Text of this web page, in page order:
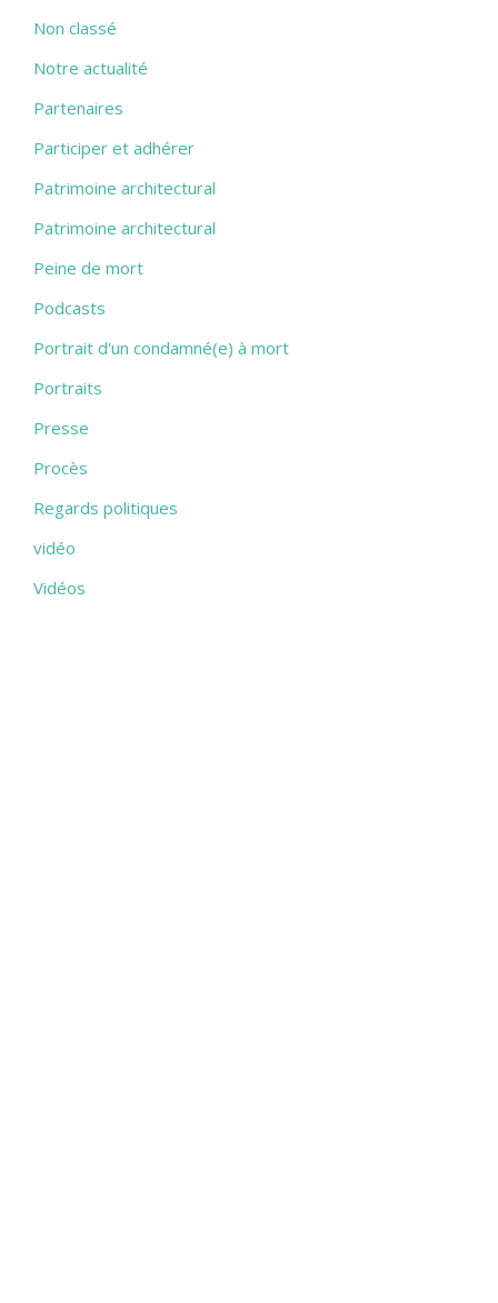
Non classé
Notre actualité
Partenaires
Participer et adhérer
Patrimoine architectural
Patrimoine architectural
Peine de mort
Podcasts
Portrait d'un condamné(e) à mort
Portraits
Presse
Procès
Regards politiques
vidéo
Vidéos